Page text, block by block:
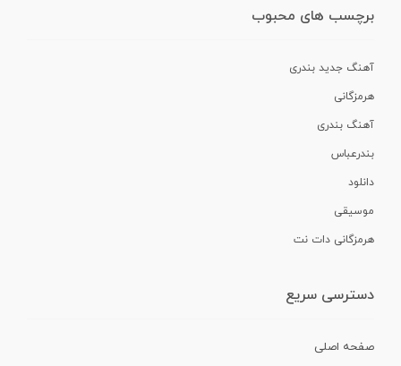
برچسب های محبوب
آهنگ جدید بندری
هرمزگانی
آهنگ بندری
بندرعباس
دانلود
موسیقی
هرمزگانی دات نت
دسترسی سریع
صفحه اصلی